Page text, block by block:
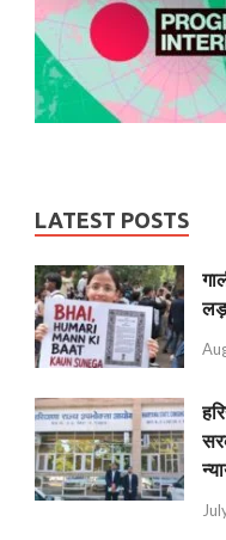
LATEST POSTS